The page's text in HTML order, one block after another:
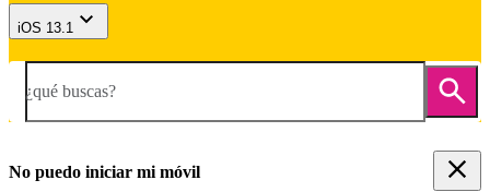
iOS 13.1
¿qué buscas?
No puedo iniciar mi móvil